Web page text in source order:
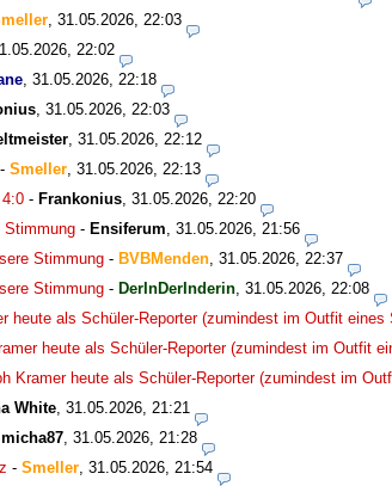
31.05.2026, 22:03
22:02
31.05.2026, 22:18
31.05.2026, 22:03
31.05.2026, 22:12
- Smeller 31.05.2026, 22:13
4:0 - Frankonius 31.05.2026, 22:20
Stimmung - Ensiferum 31.05.2026, 21:56
Stimmung - BVBMenden 31.05.2026, 22:37
Stimmung - DerInDerInderin 31.05.2026, 22:08
heute als Schüler-Reporter (zumindest im Outfit eines
heute als Schüler-Reporter (zumindest im Outfit
Kramer heute als Schüler-Reporter (zumindest im
White 31.05.2026, 21:21
micha87 31.05.2026, 21:28
- Smeller 31.05.2026, 21:54